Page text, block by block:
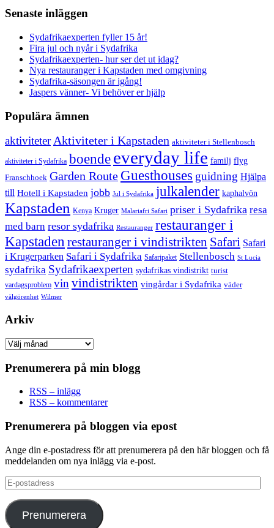
Senaste inläggen
Sydafrikaexperten fyller 15 år!
Fira jul och nyår i Sydafrika
Sydafrikaexperten- hur ser det ut idag?
Nya restauranger i Kapstaden med omgivning
Sydafrika-säsongen är igång!
Jaspers vänner- Vi behöver er hjälp
Populära ämnen
aktiviteterAktiviteter i Kapstaden aktiviteter i Stellenbosch
aktiviteter i Sydafrika boende everyday life familj flyg
Franschhoek Garden Route Guesthouses guidning Hjälpa
till Hotell i Kapstaden jobb Jul i Sydafrika julkalender kaphalvön
Kapstaden Kenya Kruger Malariafri Safari priser i Sydafrika resa
med barn resor sydafrika Restauranger restauranger i
Kapstaden restauranger i vindistrikten Safari Safari
i Krugerparken Safari i Sydafrika Safaripaket Stellenbosch St Lucia
sydafrika Sydafrikaexperten sydafrikas vindistrikt turist
vardagsproblem vinvindistrikten vingårdar i Sydafrika väder
välgörenhet Wilmer
Arkiv
Arkiv
Prenumerera på min blogg
RSS – inlägg
RSS – kommentarer
Prenumerera på bloggen via epost
Ange din e-postadress för att prenumerera på den här bloggen och få
meddelanden om nya inlägg via e-post.
E-
postadress
Prenumerera